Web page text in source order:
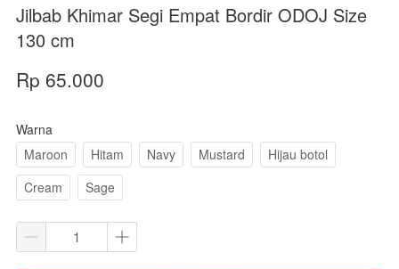
Jilbab Khimar Segi Empat Bordir ODOJ Size
130 cm
Rp 65.000
Warna
Maroon
Hitam Navy Mustard
Hijau botol
Cream
Sage